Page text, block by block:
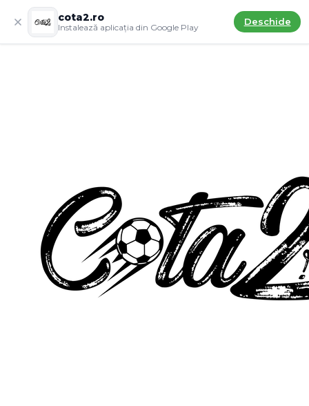
cota2.ro
Instalează aplicația din Google Play Deschide